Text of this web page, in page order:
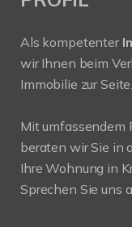
Als kompetenter
wir Ihnen beim
Immobilie zur Seite.
Mit umfassendem
beraten wir Sie in
Ihre Wohnung in
Sprechen Sie uns